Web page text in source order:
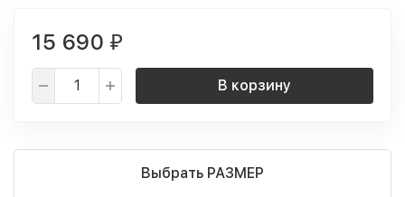
15 690 ₽
В корзину
Выбрать РАЗМЕР